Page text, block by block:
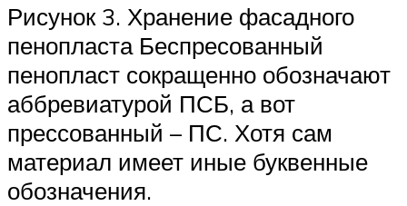
Рисунок 3. Хранение фасадного
пенопласта Беспресованный
пенопласт сокращенно обозначают
аббревиатурой ПСБ, а вот
прессованный – ПС. Хотя сам
материал имеет иные буквенные
обозначения.